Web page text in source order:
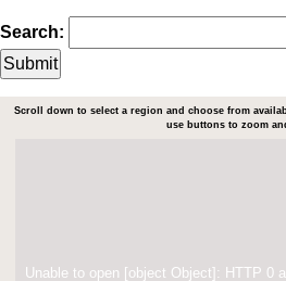
Search:
Scroll down to select a region and choose from
use buttons to zoom
Unable to open [object Object]: HTTP 0